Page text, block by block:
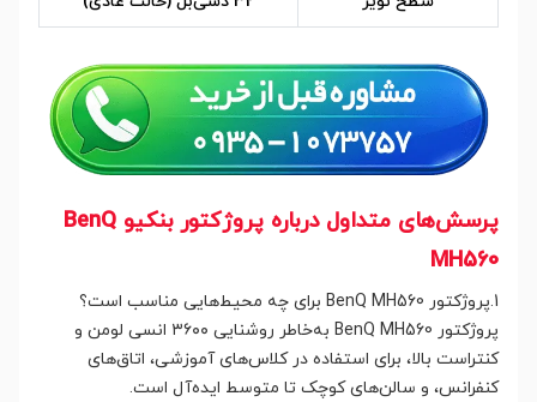
پرسش‌های متداول درباره پروژکتور بنکیو BenQ
MH560
1.پروژکتور BenQ MH560 برای چه محیط‌هایی مناسب است؟
پروژکتور BenQ MH560 به‌خاطر روشنایی ۳۶۰۰ انسی لومن و
کنتراست بالا، برای استفاده در کلاس‌های آموزشی، اتاق‌های
کنفرانس، و سالن‌های کوچک تا متوسط ایده‌آل است.